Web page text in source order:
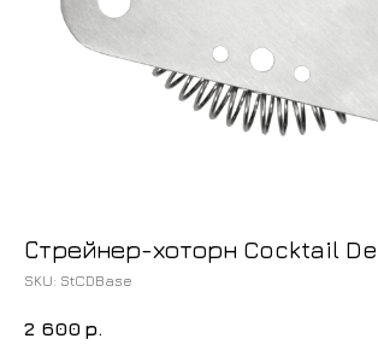
Стрейнер-хоторн Cocktail
SKU: StCDBase
2 600 р.